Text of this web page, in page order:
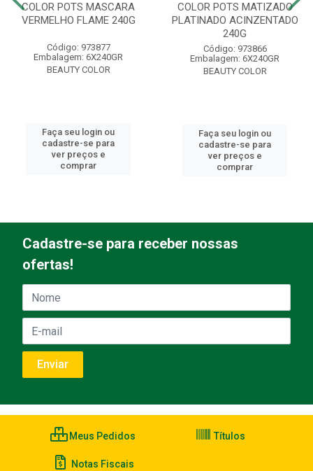
COLOR POTS MASCARA
VERMELHO FLAME 240G
Código: 973877
Embalagem: 6X240GR
BEAUTY COLOR
Faça seu login ou
cadastre-se para
ver preços e
comprar
COLOR POTS MATIZADO
PLATINADO ACINZENTADO
240G
Código: 973866
Embalagem: 6X240GR
BEAUTY COLOR
Faça seu login ou
cadastre-se para
ver preços e
comprar
Cadastre-se para receber nossas
ofertas!
Meus Pedidos Títulos
Notas Fiscais